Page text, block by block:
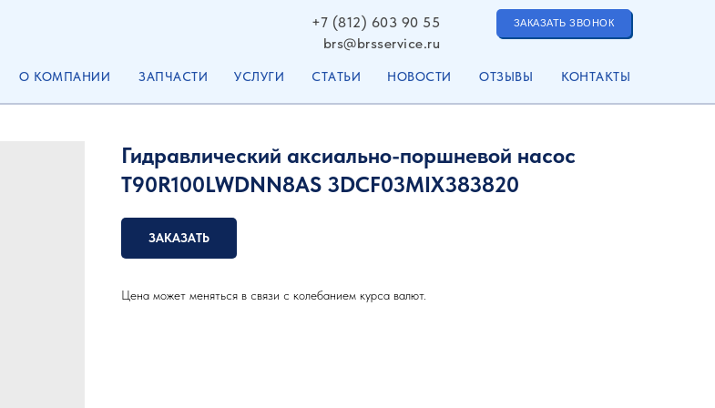
НОВОСТИ
О КОМПАНИИ КОНТАКТЫ
ОТЗЫВЫ
СТАТЬИ
ЗАКАЗАТЬ ЗВОНОК
+7 (812) 603 90 55
УСЛУГИ
ЗАПЧАСТИ
brs@brsservice.ru
Гидравлический аксиально-поршневой насос
T90R100LWDNN8AS 3DCF03MIX383820
ЗАКАЗАТЬ
Цена может меняться в связи с колебанием курса валют.